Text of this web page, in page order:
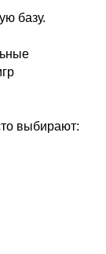
базу.
выбирают: